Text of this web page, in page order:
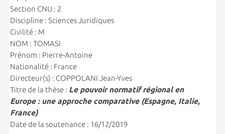
Section CNU : 2
Discipline : Sciences Juridiques
Civilité : M
NOM : TOMASI
Prénom : Pierre-Antoine
Nationalité : France
Directeur(s) : COPPOLANI Jean-Yves
Titre de la thèse : Le pouvoir normatif régional en
Europe : une approche comparative (Espagne, Italie,
France)
Date de la soutenance : 16/12/2019